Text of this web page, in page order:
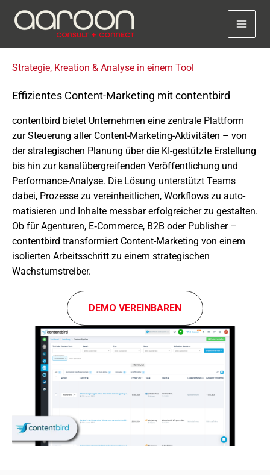
Inhalt
Strategie, Kreation & Analyse in einem Tool
Effizientes Content-Marketing mit contentbird
content­bird bietet Unternehmen eine zentrale Plattform
zur Steuerung aller Content-Marketing-Aktivitäten – von
der stra­te­gi­schen Planung über die KI-gestützte Erstellung
bis hin zur kanal­über­grei­fen­den Veröffentlichung und
Performance-Analyse. Die Lösung unter­stützt Teams
dabei, Prozesse zu verein­heit­li­chen, Workflows zu auto­
ma­ti­sie­ren und Inhalte mess­bar erfolg­rei­cher zu gestal­ten.
Ob für Agenturen, E‑Commerce, B2B oder Publisher –
content­bird trans­for­miert Content-Marketing von einem
isolier­ten Arbeitsschritt zu einem stra­te­gi­schen
Wachstumstreiber.
DEMO VEREIN­BA­REN